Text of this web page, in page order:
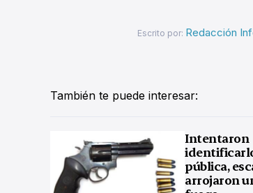
Escrito por: Redacción
También te puede interesar:
Intentaron
pública,
arrojaron